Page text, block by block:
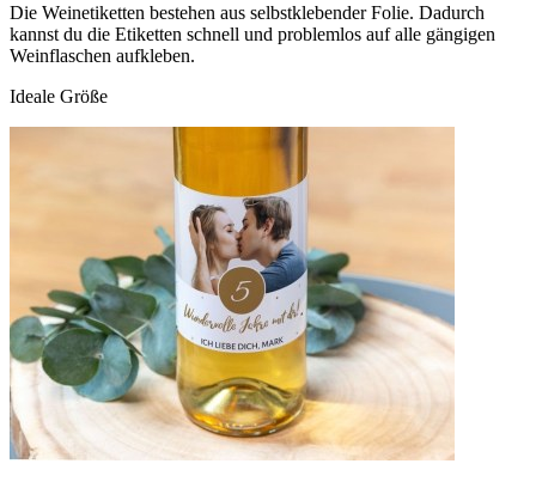
Die Weinetiketten bestehen aus selbstklebender Folie. Dadurch
kannst du die Etiketten schnell und problemlos auf alle gängigen
Weinflaschen aufkleben.
Ideale Größe